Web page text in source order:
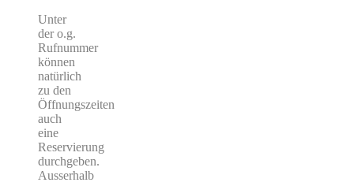
Unter
der o.g.
Rufnummer
können
natürlich
zu den
Öffnungszeiten
auch
eine
Reservierung
durchgeben.
Ausserhalb